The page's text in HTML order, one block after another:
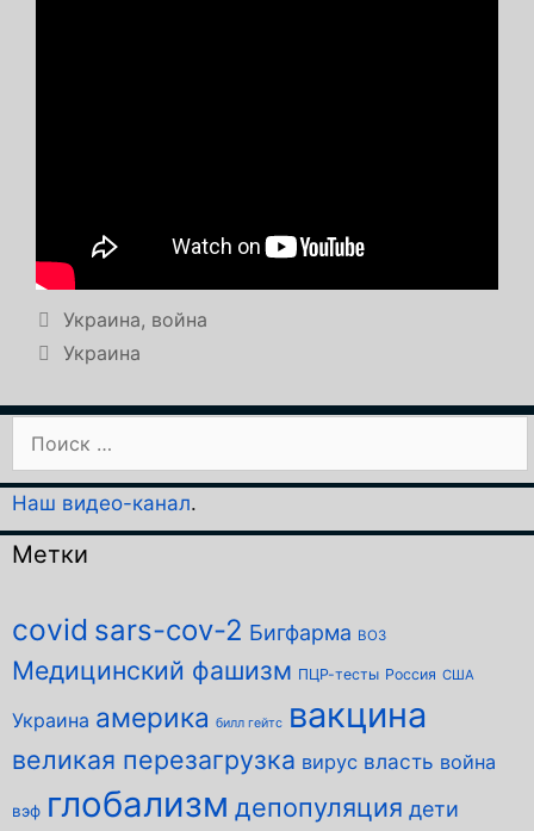
Рубрики
Украина, война
Метки
Украина
Наш видео-канал.
Метки
covid sars-cov-2 Бигфарма ВОЗ
Медицинский фашизм ПЦР-тесты Россия США
Украина америка билл гейтс вакцина
великая перезагрузка вирус власть война
вэф глобализм депопуляция дети